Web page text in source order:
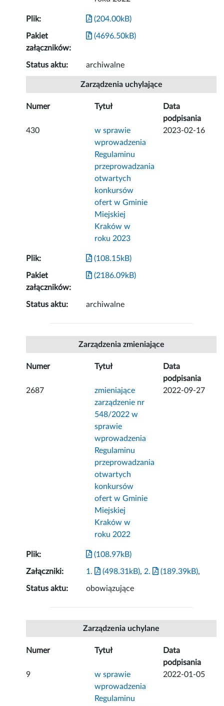
Plik: (204.00kB)
Pakiet
załączników:
(4696.50kB)
Status aktu: archiwalne
Zarządzenia uchylające
Numer Tytuł
Data
podpisania
430
w sprawie
wprowadzenia
Regulaminu
przeprowadzania
otwartych
konkursów
ofert w Gminie
Miejskiej
Kraków w
roku 2023
2023-02-16
Plik: (108.15kB)
Pakiet
załączników:
(2186.09kB)
Status aktu: archiwalne
Zarządzenia zmieniające
Numer Tytuł
Data
podpisania
2687
zmieniające
zarządzenie nr
548/2022 w
sprawie
wprowadzenia
Regulaminu
przeprowadzania
otwartych
konkursów
ofert w Gminie
Miejskiej
Kraków w
roku 2022
2022-09-27
Plik: (108.97kB)
Załączniki: 1. (498.31kB), 2. (189.39kB),
Status aktu: obowiązujące
Zarządzenia uchylane
Numer Tytuł
Data
podpisania
9
w sprawie
wprowadzenia
Regulaminu
2022-01-05